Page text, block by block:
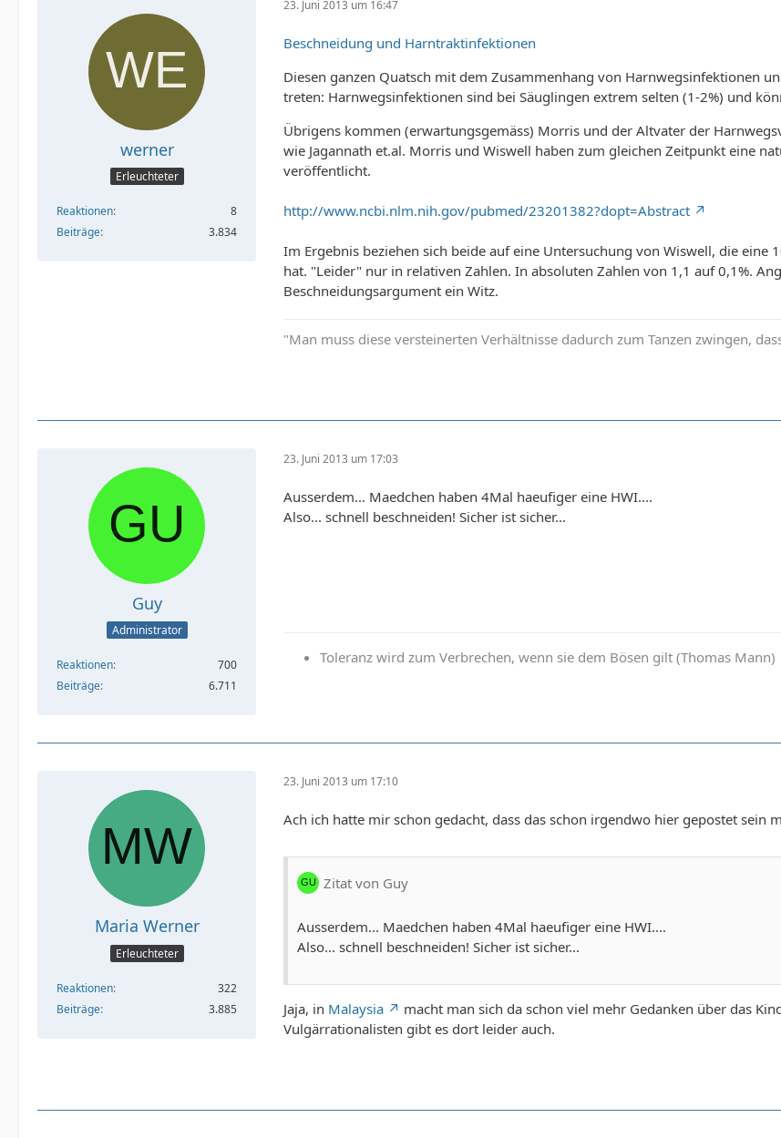
werner
Erleuchteter
Reaktionen
8
Beiträge
3.834
23. Juni 2013 um 16:47
Beschneidung und Harntraktinfektionen
Diesen ganzen Quatsch mit dem Zusammenhang von Harnwegsinfektionen
treten: Harnwegsinfektionen sind bei Säuglingen extrem selten (1-2%) und
Übrigens kommen (erwartungsgemäss) Morris und der Altvater der
wie Jagannath et.al. Morris und Wiswell haben zum gleichen Zeitpunkt eine
veröffentlicht.
http://www.ncbi.nlm.nih.gov/pubmed/23201382?dopt=Abstract
Im Ergebnis beziehen sich beide auf eine Untersuchung von Wiswell, die eine
hat. "Leider" nur in relativen Zahlen. In absoluten Zahlen von 1,1 auf 0,1%.
Beschneidungsargument ein Witz.
"Man muss diese versteinerten Verhältnisse dadurch zum Tanzen zwingen,
Guy
Administrator
Reaktionen
700
Beiträge
6.711
23. Juni 2013 um 17:03
Ausserdem... Maedchen haben 4Mal haeufiger eine HWI....
Also... schnell beschneiden! Sicher ist sicher...
Toleranz wird zum Verbrechen, wenn sie dem Bösen gilt (Thomas Mann)
Maria Werner
Erleuchteter
Reaktionen
322
Beiträge
3.885
23. Juni 2013 um 17:10
Ach ich hatte mir schon gedacht, dass das schon irgendwo hier gepostet sein
Zitat von Guy
Ausserdem... Maedchen haben 4Mal haeufiger eine HWI....
Also... schnell beschneiden! Sicher ist sicher...
Jaja, in Malaysia
macht man sich da schon viel mehr Gedanken über das
Vulgärrationalisten gibt es dort leider auch.